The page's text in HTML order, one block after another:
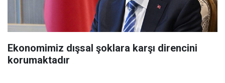
Ekonomimiz dışsal şoklara karşı direncini
korumaktadır